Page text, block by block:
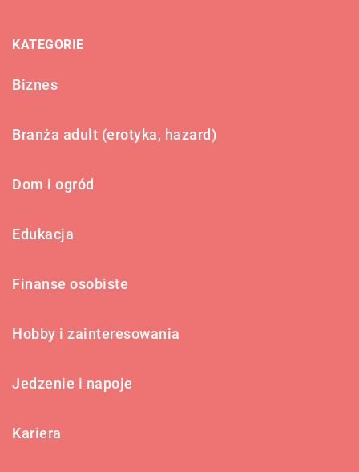
KATEGORIE
Biznes
Branża adult (erotyka, hazard)
Dom i ogród
Edukacja
Finanse osobiste
Hobby i zainteresowania
Jedzenie i napoje
Kariera